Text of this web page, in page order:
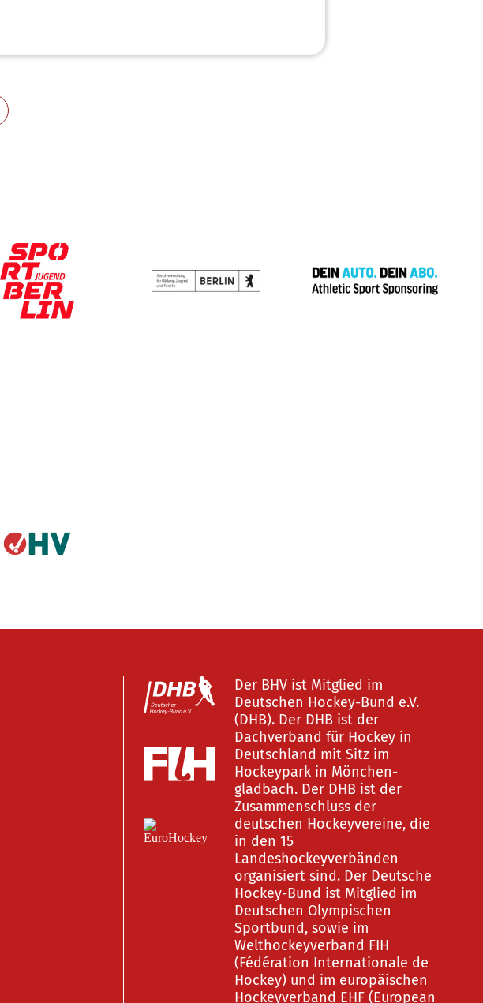
Der BHV ist Mitglied im
Deutschen Hockey-Bund e.V.
(DHB). Der DHB ist der
Dachverband für Hockey in
Deutschland mit Sitz im
Hockeypark in Mönchen-
gladbach. Der DHB ist der
Zusammenschluss der
deutschen Hockeyvereine, die
in den 15
Landeshockeyverbänden
organisiert sind. Der Deutsche
Hockey-Bund ist Mitglied im
Deutschen Olympischen
Sportbund, sowie im
Welthockeyverband FIH
(Fédération Internationale de
Hockey) und im europäischen
Hockeyverband EHF (European